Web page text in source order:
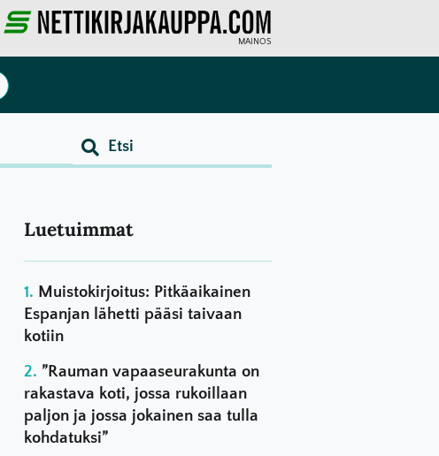
MAINOS
Luetuimmat
Muistokirjoitus: Pitkäaikainen
Espanjan lähetti pääsi taivaan
kotiin
”Rauman vapaaseurakunta on
rakastava koti, jossa rukoillaan
paljon ja jossa jokainen saa tulla
kohdatuksi”